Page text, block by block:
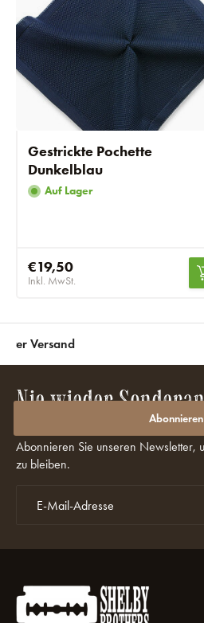
Gestrickte Pochette
Dunkelblau
Auf Lager
€19,50
Inkl. MwSt.
Versand
Nie wieder
Rabatte verpassen?
Abonnieren Sie unseren Newsletter,
zu bleiben.
Abonnieren